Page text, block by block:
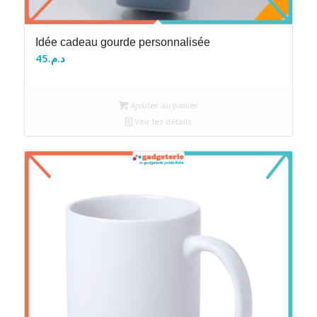
Idée cadeau gourde personnalisée
د.م.45
Ajouter au panier
Voir les détails